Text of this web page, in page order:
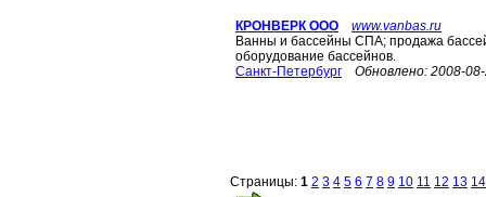
КРОНВЕРК ООО
www.vanbas.ru
Ванны и бассейны СПА; продажа
оборудование бассейнов.
Санкт-Петербург
Обновлено: 2008-
Страницы: 1 2 3 4 5 6 7 8 9 10 11 12 13 14